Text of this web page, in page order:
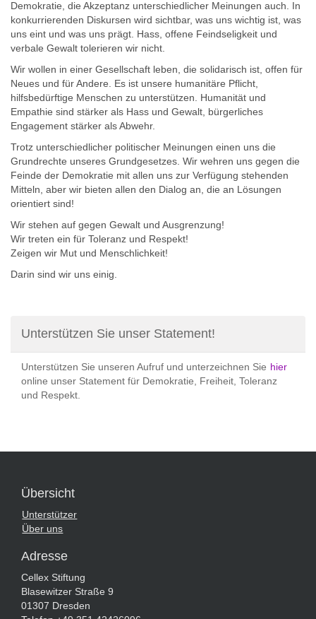
Demokratie, die Akzeptanz unterschiedlicher Meinungen auch. In
konkurrierenden Diskursen wird sichtbar, was uns wichtig ist, was
uns eint und was uns prägt. Hass, offene Feindseligkeit und
verbale Gewalt tolerieren wir nicht.
Wir wollen in einer Gesellschaft leben, die solidarisch ist, offen für
Neues und für Andere. Es ist unsere humanitäre Pflicht,
hilfsbedürftige Menschen zu unterstützen. Humanität und
Empathie sind stärker als Hass und Gewalt, bürgerliches
Engagement stärker als Abwehr.
Trotz unterschiedlicher politischer Meinungen einen uns die
Grundrechte unseres Grundgesetzes. Wir wehren uns gegen die
Feinde der Demokratie mit allen uns zur Verfügung stehenden
Mitteln, aber wir bieten allen den Dialog an, die an Lösungen
orientiert sind!
Wir stehen auf gegen Gewalt und Ausgrenzung!
Wir treten ein für Toleranz und Respekt!
Zeigen wir Mut und Menschlichkeit!
Darin sind wir uns einig.
Unterstützen Sie unser Statement!
Unterstützen Sie unseren Aufruf und unterzeichnen Sie hier
online unser Statement für Demokratie, Freiheit, Toleranz
und Respekt.
Übersicht
Unterstützer
Über uns
Adresse
Cellex Stiftung
Blasewitzer Straße 9
01307 Dresden